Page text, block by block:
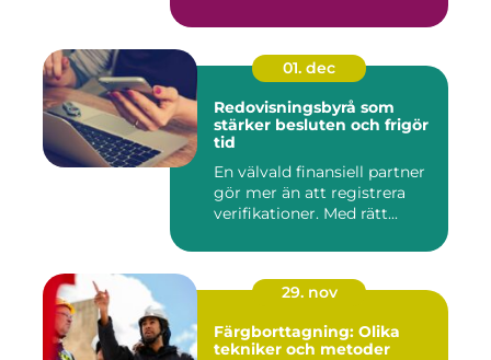
01. dec
Redovisningsbyrå som
stärker besluten och frigör
tid
En välvald finansiell partner
gör mer än att registrera
verifikationer. Med rätt...
29. nov
Färgborttagning: Olika
tekniker och metoder